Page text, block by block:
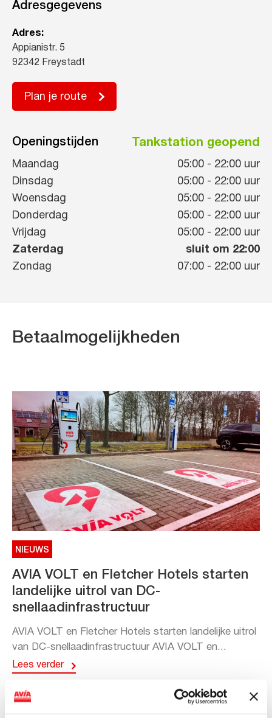
Adresgegevens
Adres:
Appianistr. 5
92342 Freystadt
Plan je route
Openingstijden Tankstation geopend
Maandag 05:00 - 22:00 uur
Dinsdag
05:00 - 22:00 uur
Woensdag
05:00 - 22:00 uur
Donderdag
05:00 - 22:00 uur
Vrijdag
05:00 - 22:00 uur
Zaterdag
sluit om 22:00
Zondag
07:00 - 22:00 uur
Betaalmogelijkheden
NIEUWS
AVIA VOLT en Fletcher Hotels starten
landelijke uitrol van DC-
snellaadinfrastructuur
AVIA VOLT en Fletcher Hotels starten landelijke uitrol
van DC-snellaadinfrastructuur AVIA VOLT en...
Lees verder